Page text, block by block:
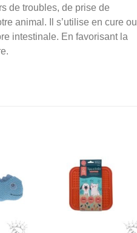
de troubles, de prise de
animal. Il s’utilise en cure ou
intestinale. En favorisant la